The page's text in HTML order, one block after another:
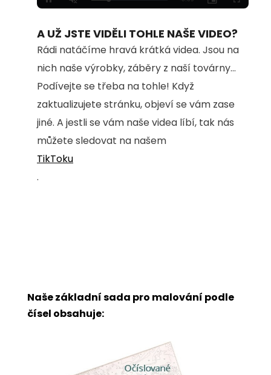
Unmute
100.00%
A UŽ JSTE VIDĚLI TOHLE NAŠE VIDEO?
Rádi natáčíme hravá krátká videa. Jsou na
nich naše výrobky, záběry z naší továrny...
Podívejte se třeba na tohle! Když
zaktualizujete stránku, objeví se vám zase
jiné. A jestli se vám naše videa líbí, tak nás
můžete sledovat na našem
TikToku
.
Naše základní sada pro malování podle
čísel obsahuje: